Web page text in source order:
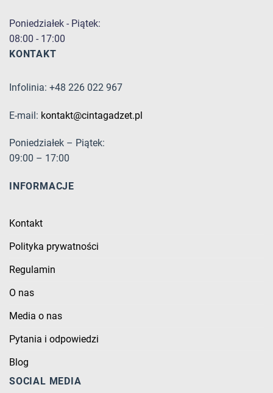
Poniedziałek - Piątek:
08:00 - 17:00
KONTAKT
Infolinia: +48 226 022 967
E-mail: kontakt@cintagadzet.pl
Poniedziałek – Piątek:
09:00 – 17:00
INFORMACJE
Kontakt
Polityka prywatności
Regulamin
O nas
Media o nas
Pytania i odpowiedzi
Blog
SOCIAL MEDIA